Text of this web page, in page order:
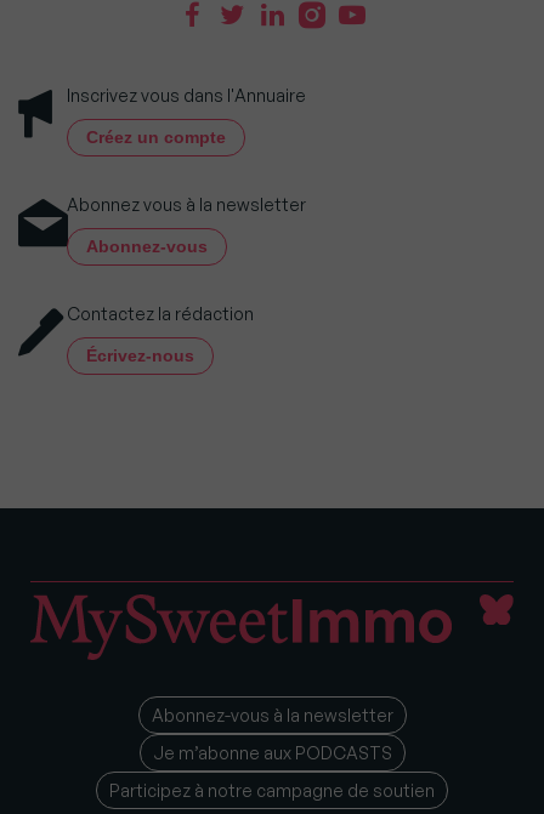
Inscrivez vous dans l'Annuaire
Créez un compte
Abonnez vous à la newsletter
Abonnez-vous
Contactez la rédaction
Écrivez-nous
Abonnez-vous à la newsletter
Je m’abonne aux PODCASTS
Participez à notre campagne de soutien